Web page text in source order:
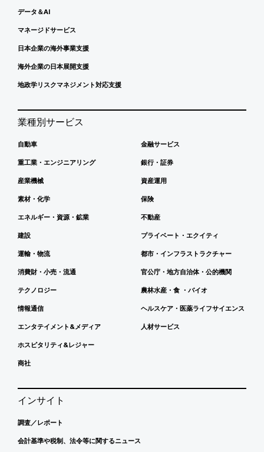
データ＆AI
マネージドサービス
日本企業の海外事業支援
海外企業の日本展開支援
地政学リスクマネジメント対応支援
業種別サービス
自動車
重工業・エンジニアリング
産業機械
素材・化学
エネルギー・資源・鉱業
建設
運輸・物流
消費財・小売・流通
テクノロジー
情報通信
エンタテイメント&メディア
ホスピタリティ&レジャー
商社
金融サービス
銀行・証券
資産運用
保険
不動産
プライベート・エクイティ
都市・インフラストラクチャー
官公庁・地方自治体・公的機関
農林水産・食 ・バイオ
ヘルスケア・医薬ライフサイエンス
人材サービス
インサイト
調査／レポート
会計基準や税制、法令等に関するニュース